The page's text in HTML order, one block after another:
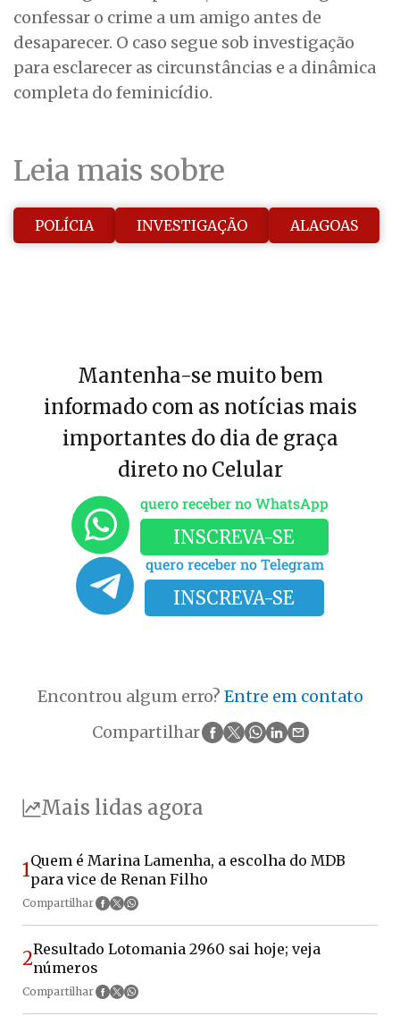
confessar o crime a um amigo antes de
desaparecer. O caso segue sob investigação
para esclarecer as circunstâncias e a dinâmica
completa do feminicídio.
Leia mais sobre
POLÍCIA INVESTIGAÇÃO ALAGOAS
Mantenha-se muito bem
informado com as notícias mais
importantes do dia de graça
direto no Celular
quero receber no WhatsApp
INSCREVA-SE
quero receber no Telegram
INSCREVA-SE
Encontrou algum erro? Entre em contato
Compartilhar
Mais lidas agora
1Quem é Marina Lamenha, a escolha do MDB
para vice de Renan Filho
Compartilhar
2Resultado Lotomania 2960 sai hoje; veja
números
Compartilhar